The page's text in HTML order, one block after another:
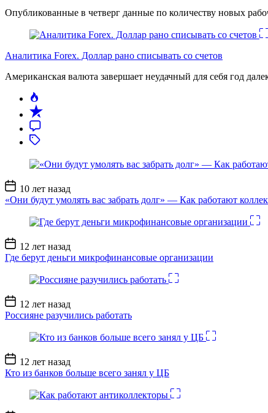
Опубликованные в четверг данные по количеству новых
Аналитика Forex. Доллар рано списывать со счетов
Американская валюта завершает неудачный для себя год
Дата
записи
10 лет назад
«Они будут умолять вас забрать долг» — Как работают
Дата
записи
12 лет назад
Где берут деньги микрофинансовые организации
Дата
записи
12 лет назад
Россияне разучились работать
Дата
записи
12 лет назад
Кто из банков больше всего занял у ЦБ